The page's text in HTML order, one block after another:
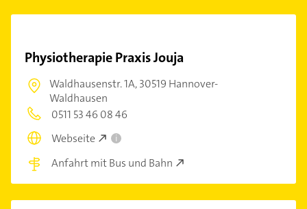
Physiotherapie Praxis Jouja
Waldhausenstr. 1A,30519 Hannover-
Waldhausen
0511 53 46 08 46
Webseite
i
Anfahrt mit Bus und Bahn